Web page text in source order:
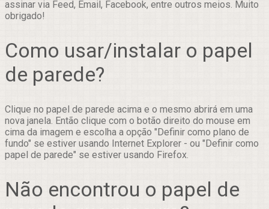
assinar via Feed, Email, Facebook, entre outros meios. Muito
obrigado!
Como usar/instalar o papel
de parede?
Clique no papel de parede acima e o mesmo abrirá em uma
nova janela. Então clique com o botão direito do mouse em
cima da imagem e escolha a opção "Definir como plano de
fundo" se estiver usando Internet Explorer - ou "Definir como
papel de parede" se estiver usando Firefox.
Não encontrou o papel de